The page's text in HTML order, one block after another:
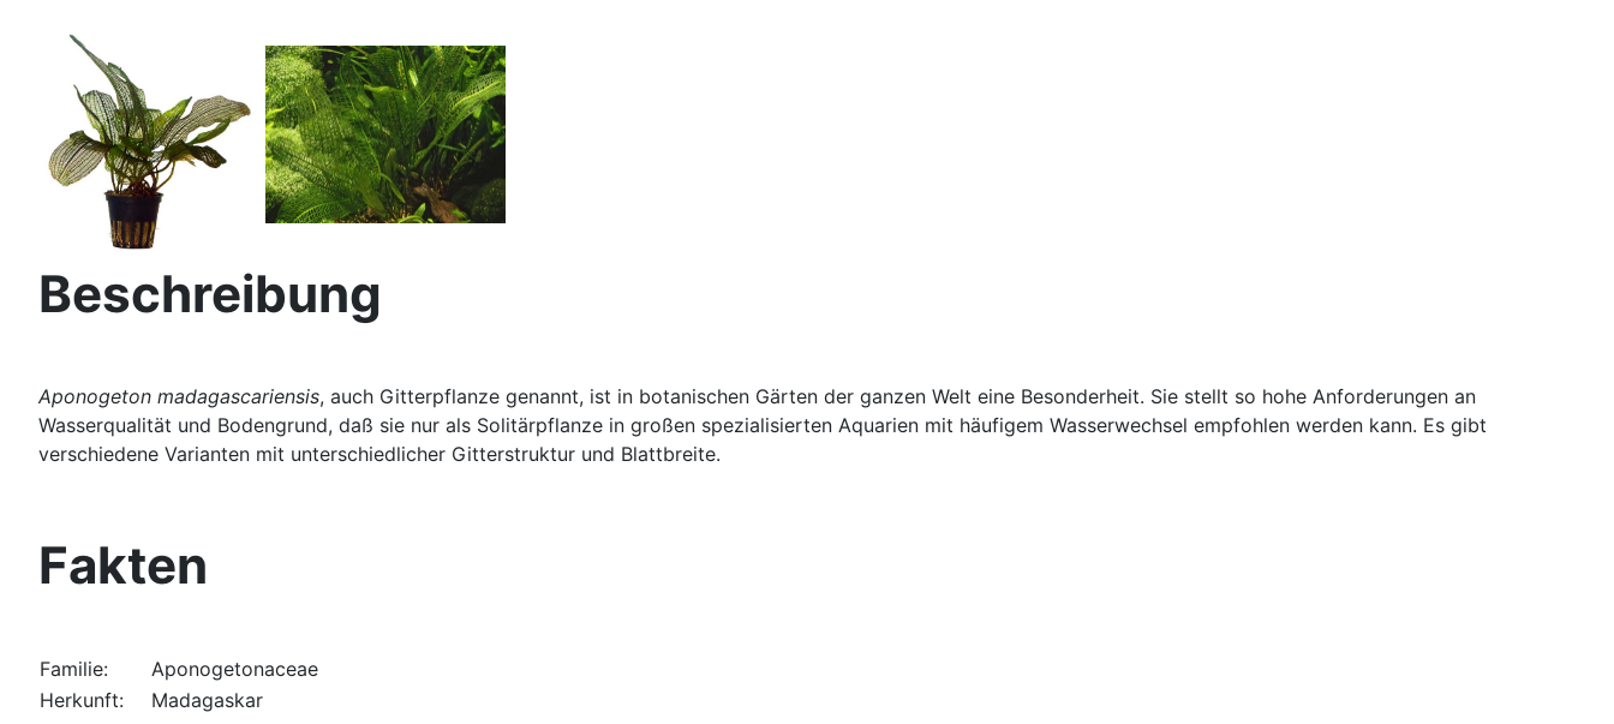
Beschreibung
Aponogeton madagascariensis, auch Gitterpflanze genannt, ist in botanischen Gärten der ganzen Welt eine Besonderheit. Sie stellt so hohe Anforderungen an
Wasserqualität und Bodengrund, daß sie nur als Solitärpflanze in großen spezialisierten Aquarien mit häufigem Wasserwechsel empfohlen werden kann. Es gibt
verschiedene Varianten mit unterschiedlicher Gitterstruktur und Blattbreite.
Fakten
Familie:
Aponogetonaceae
Herkunft:
Madagaskar